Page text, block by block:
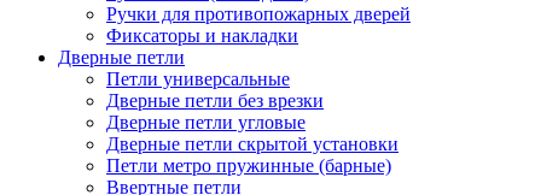
Ручки для противопожарных дверей
Фиксаторы и накладки
Дверные петли
Петли универсальные
Дверные петли без врезки
Дверные петли угловые
Дверные петли скрытой установки
Петли метро пружинные (барные)
Ввертные петли